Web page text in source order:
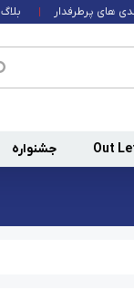
های پرطرفدار بلاگ
Out جشنواره